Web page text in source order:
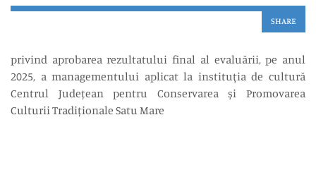
SHARE
privind aprobarea rezultatului final al evaluării, pe anul
2025, a managementului aplicat la instituţia de cultură
Centrul Județean pentru Conservarea și Promovarea
Culturii Tradiționale Satu Mare